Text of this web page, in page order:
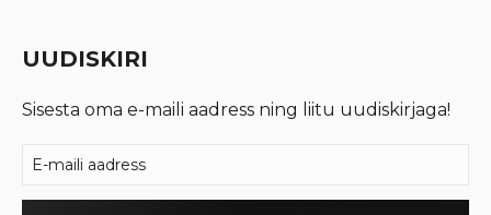
UUDISKIRI
Sisesta oma e-maili aadress ning liitu uudiskirjaga!